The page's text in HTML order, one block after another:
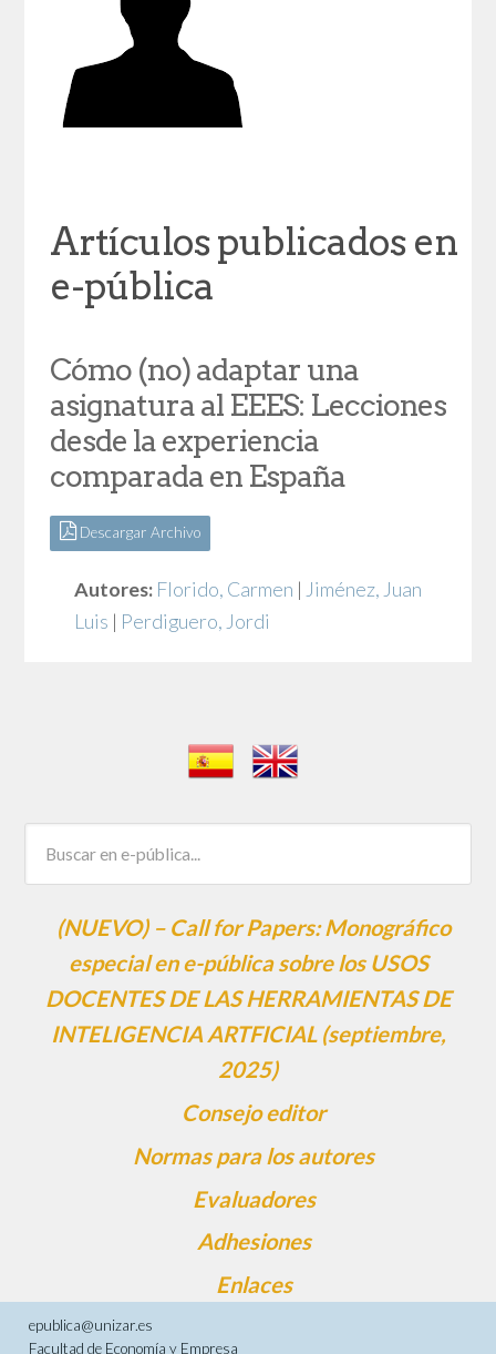
Artículos publicados en
e-pública
Cómo (no) adaptar una
asignatura al EEES: Lecciones
desde la experiencia
comparada en España
Descargar Archivo
Autores: Florido, Carmen | Jiménez, Juan
Luis | Perdiguero, Jordi
(NUEVO) – Call for Papers: Monográfico
especial en e-pública sobre los USOS
DOCENTES DE LAS HERRAMIENTAS DE
INTELIGENCIA ARTFICIAL (septiembre,
2025)
Consejo editor
Normas para los autores
Evaluadores
Adhesiones
Enlaces
epublica@unizar.es
Facultad de Economía y Empresa